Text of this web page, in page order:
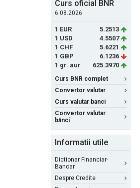
Curs oficial BNR
6.08.2026
1 EUR
5.2513
1 USD
4.5507
1 CHF
5.6221
1 GBP
6.1236
1 gr. aur
625.3970
Curs BNR complet
Convertor valutar
Curs valutar banci
Convertor valutar
bănci
Informatii utile
Dictionar Financiar-
Bancar
Despre Credite